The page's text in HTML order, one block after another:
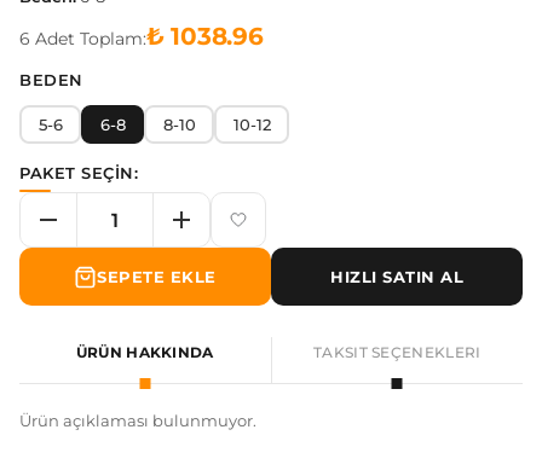
6 Adet Toplam:₺ 1038.96
BEDEN
5-6 6-8 8-10 10-12
PAKET SEÇİN:
SEPETE EKLE HIZLI SATIN AL
ÜRÜN HAKKINDA TAKSIT SEÇENEKLERI
Ürün açıklaması bulunmuyor.